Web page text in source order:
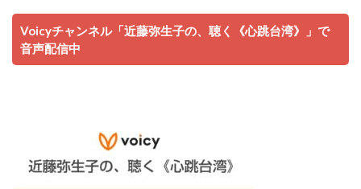
Voicyチャンネル「近藤弥生子の、聴く《心跳台湾》」で
音声配信中